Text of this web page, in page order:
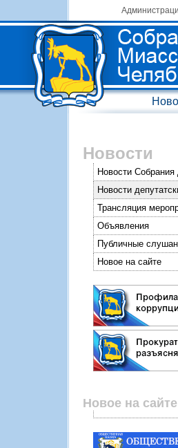
Новости
Новости Собрания
Новости
Трансляция
Объявления
Публичные
Новое на сайте
Новое на сайте